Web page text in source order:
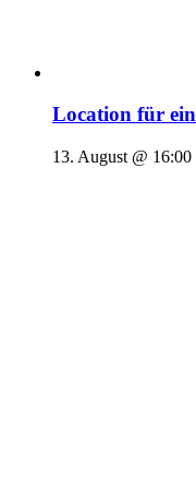
Location für
13. August @ 16:00